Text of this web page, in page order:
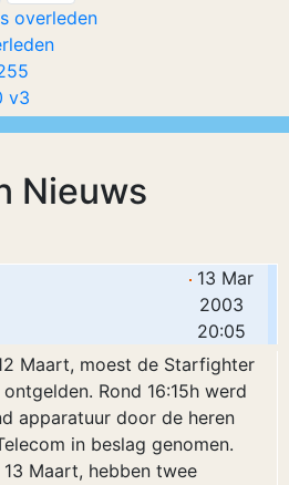
Nieuws
13 Mar
2003
20:05
Maart, moest de Starfighter
Rond 16:15h werd
apparatuur door de heren
in beslag genomen.
Maart, hebben twee
overleden
v3